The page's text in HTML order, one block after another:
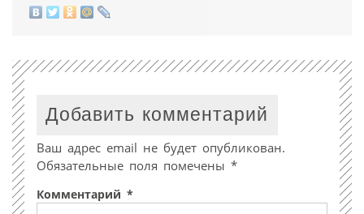
Добавить комментарий
Ваш адрес email не будет опубликован.
Обязательные поля помечены *
Комментарий *